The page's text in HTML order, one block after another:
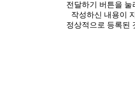
전달하기 버튼을 눌
작성하신 내용이
정상적으로 등록된